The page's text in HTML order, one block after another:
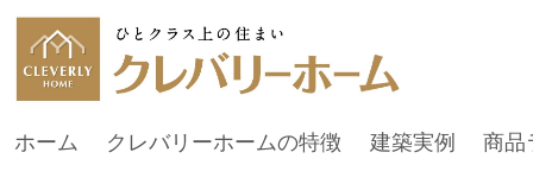
ホーム クレバリーホームの特徴 建築実例 商品